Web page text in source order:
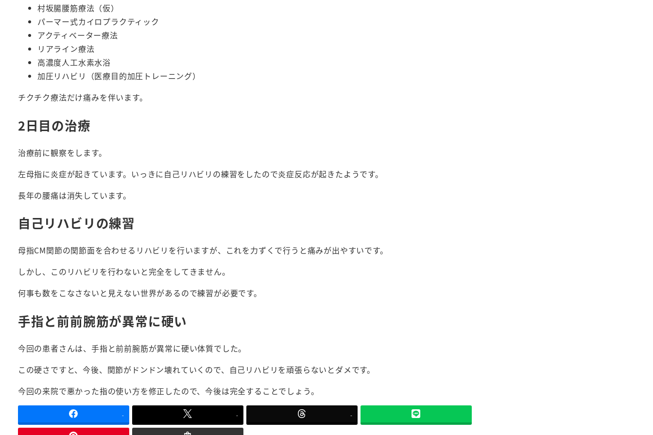
村坂腸腰筋療法（仮）
パーマー式カイロプラクティック
アクティベーター療法
リアライン療法
高濃度人工水素水浴
加圧リハビリ（医療目的加圧トレーニング）
チクチク療法だけ痛みを伴います。
2日目の治療
治療前に観察をします。
左母指に炎症が起きています。いっきに自己リハビリの練習をしたので炎症反応が起きたようです。
長年の腰痛は消失しています。
自己リハビリの練習
母指CM関節の関節面を合わせるリハビリを行いますが、これを力ずくで行うと痛みが出やすいです。
しかし、このリハビリを行わないと完全をしてきません。
何事も数をこなさないと見えない世界があるので練習が必要です。
手指と前前腕筋が異常に硬い
今回の患者さんは、手指と前前腕筋が異常に硬い体質でした。
この硬さですと、今後、関節がドンドン壊れていくので、自己リハビリを頑張らないとダメです。
今回の来院で悪かった指の使い方を修正したので、今後は完全することでしょう。
- - -